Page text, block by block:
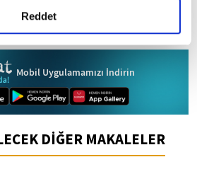
lütfentıklayınız.
Reddet
link verilerek kullanılabilir.
tıklayın.
Mobil Uygulamamızı İndirin
DİĞER MAKALELER